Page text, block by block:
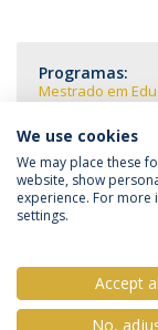
Programas:
Mestrado em
Política de
We use cookies
We may place these
website, show
experience. For
settings.
Accept
No,